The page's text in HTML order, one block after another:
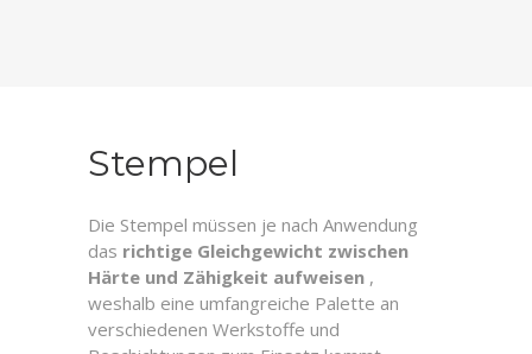
Stempel
Die Stempel müssen je nach Anwendung
das richtige Gleichgewicht zwischen
Härte und Zähigkeit aufweisen ,
weshalb eine umfangreiche Palette an
verschiedenen Werkstoffe und